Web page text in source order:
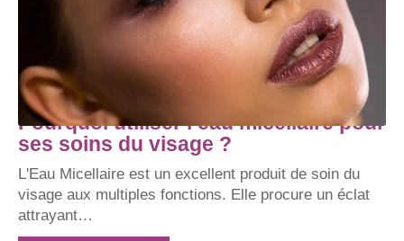
Pourquoi utiliser l’eau micellaire pour
ses soins du visage ?
L'Eau Micellaire est un excellent produit de soin du
visage aux multiples fonctions. Elle procure un éclat
attrayant…